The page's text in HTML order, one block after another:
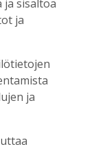
monipuolista
ja
ja
ja sisältöä
ja
ja